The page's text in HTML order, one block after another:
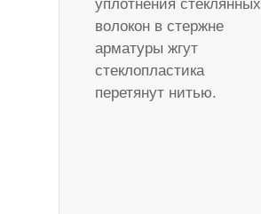
уплотнения стеклянных
волокон в стержне
арматуры жгут
стеклопластика
перетянут нитью.